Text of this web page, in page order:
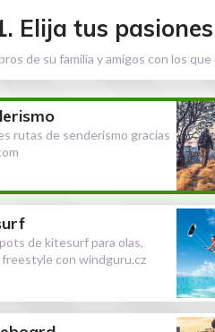
Elija tus pasiones
de su familia y amigos con los
rutas de senderismo gracias
de kitesurf para olas,
con windguru.cz